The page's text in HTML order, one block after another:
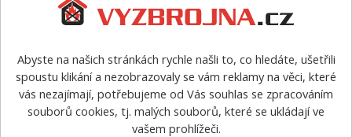
a majetek druhých.
> výrobci > Pavliš a Hartmann
Abyste na našich stránkách rychle našli to, co hledáte, ušetřili
spoustu klikání a nezobrazovaly se vám reklamy na věci, které
vás nezajímají, potřebujeme od Vás souhlas se zpracováním
souborů cookies, tj. malých souborů, které se ukládají ve
vašem prohlížeči.